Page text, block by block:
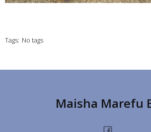
Tags: No tags
Maisha Marefu